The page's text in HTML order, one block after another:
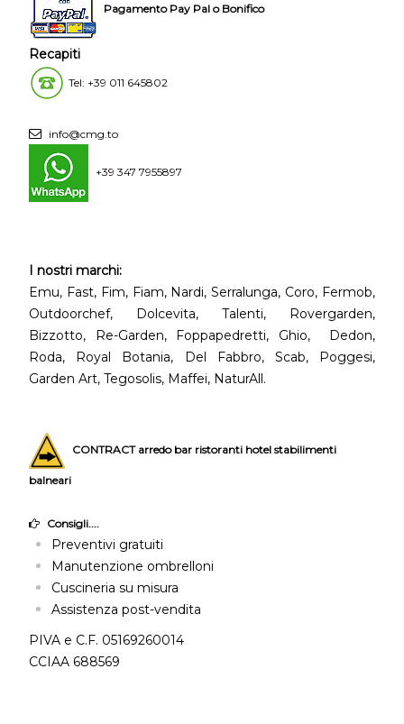
Pagamento Pay Pal o Bonifico
Recapiti
Tel: +39 011 645802
info@cmg.to
+39 347 7955897
I nostri marchi:
Emu, Fast, Fim, Fiam, Nardi, Serralunga, Coro, Fermob,
Outdoorchef, Dolcevita, Talenti, Rovergarden,
Bizzotto, Re-Garden, Foppapedretti, Ghio, Dedon,
Roda, Royal Botania, Del Fabbro, Scab, Poggesi,
Garden Art, Tegosolis, Maffei, NaturAll.
CONTRACT arredo bar ristoranti hotel stabilimenti
balneari
Consigli....
Preventivi gratuiti
Manutenzione ombrelloni
Cuscineria su misura
Assistenza post-vendita
PIVA e C.F. 05169260014
CCIAA 688569